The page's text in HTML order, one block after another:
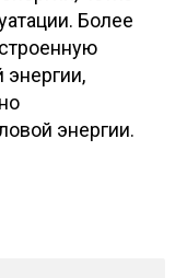
Более
энергии,
энергии.